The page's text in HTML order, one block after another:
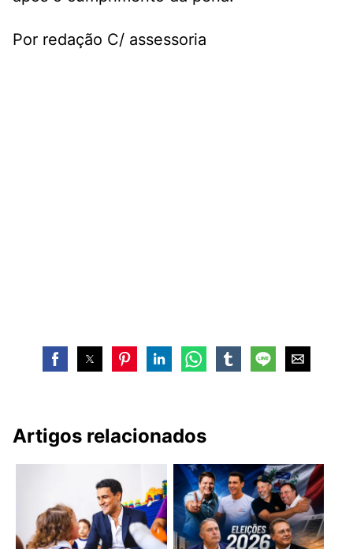
Por redação C/ assessoria
Artigos relacionados